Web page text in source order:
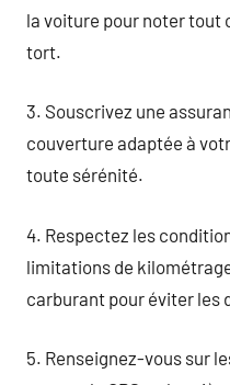
la voiture pour noter tout
tort.
3. Souscrivez une
couverture adaptée à
toute sérénité.
4. Respectez les
limitations de
carburant pour éviter les
5. Renseignez-vous sur